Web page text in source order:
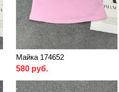
Майка 174652
580 руб.